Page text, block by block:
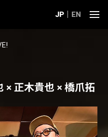
JP EN
× 正木貴也 × 橋爪拓